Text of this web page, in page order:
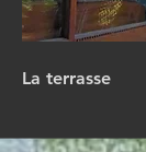
La terrasse